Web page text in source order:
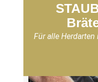
Für alle